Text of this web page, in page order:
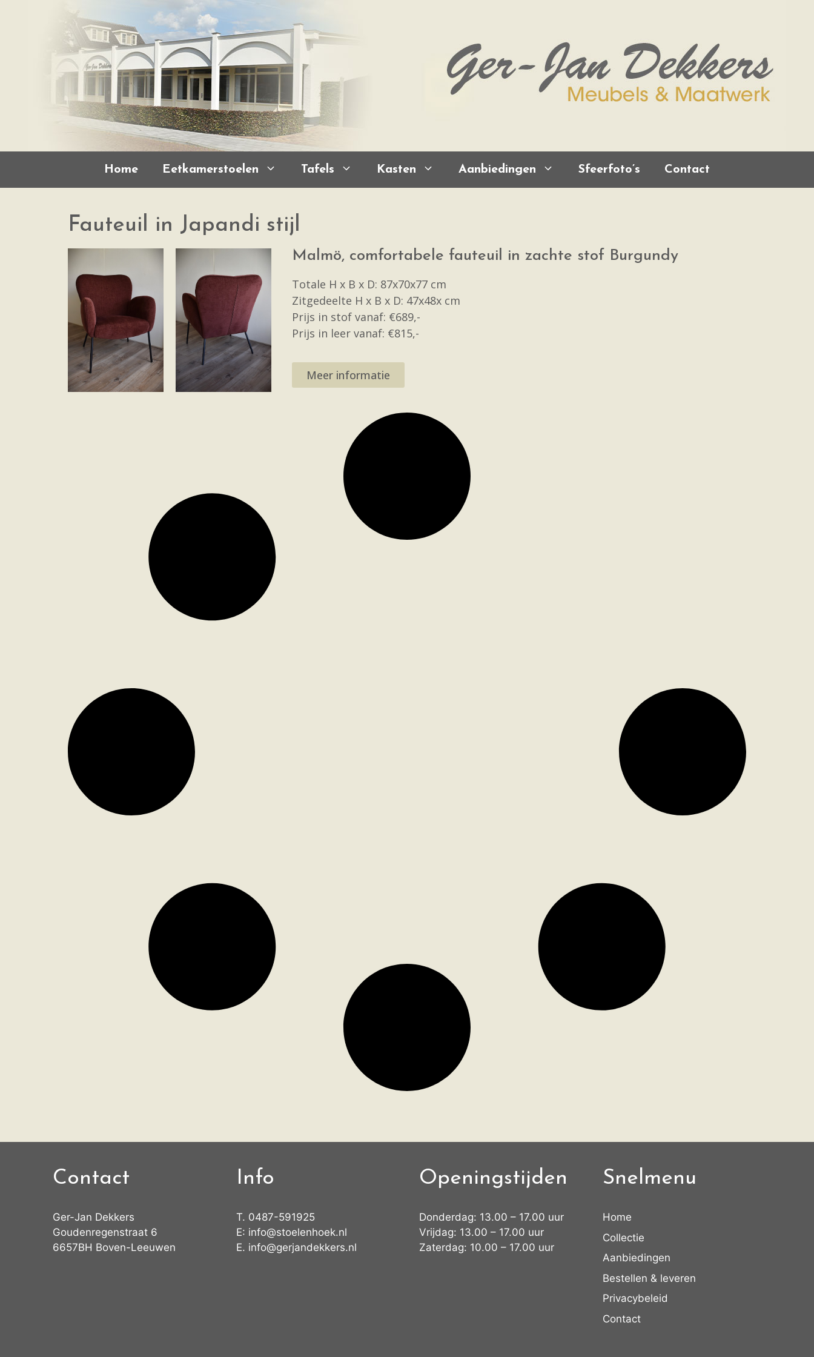
Home Eetkamerstoelen Tafels Kasten Aanbiedingen Sfeerfoto’s Contact
Fauteuil in Japandi stijl
Malmö, comfortabele fauteuil in zachte stof Burgundy
Totale H x B x D: 87x70x77 cm
Zitgedeelte H x B x D: 47x48x cm
Prijs in stof vanaf: €689,-
Prijs in leer vanaf: €815,-
Meer informatie
Contact
Ger-Jan Dekkers
Goudenregenstraat 6
6657BH Boven-Leeuwen
Info
T. 0487-591925
E: info@stoelenhoek.nl
E. info@gerjandekkers.nl
Openingstijden
Donderdag: 13.00 – 17.00 uur
Vrijdag: 13.00 – 17.00 uur
Zaterdag: 10.00 – 17.00 uur
Snelmenu
Home
Collectie
Aanbiedingen
Bestellen & leveren
Privacybeleid
Contact